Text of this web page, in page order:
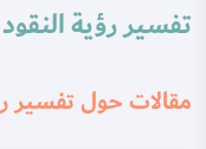
تفسير رؤية
مقالات حول تفسير